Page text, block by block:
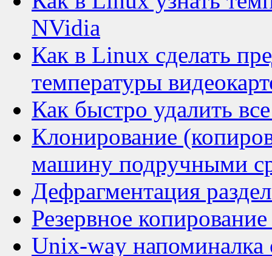
NVidia
Как в Linux сделать
температуры
Как быстро удалить
Клонирование
машину подручными
Дефрагментация
Резервное
Unix-way напоминалка